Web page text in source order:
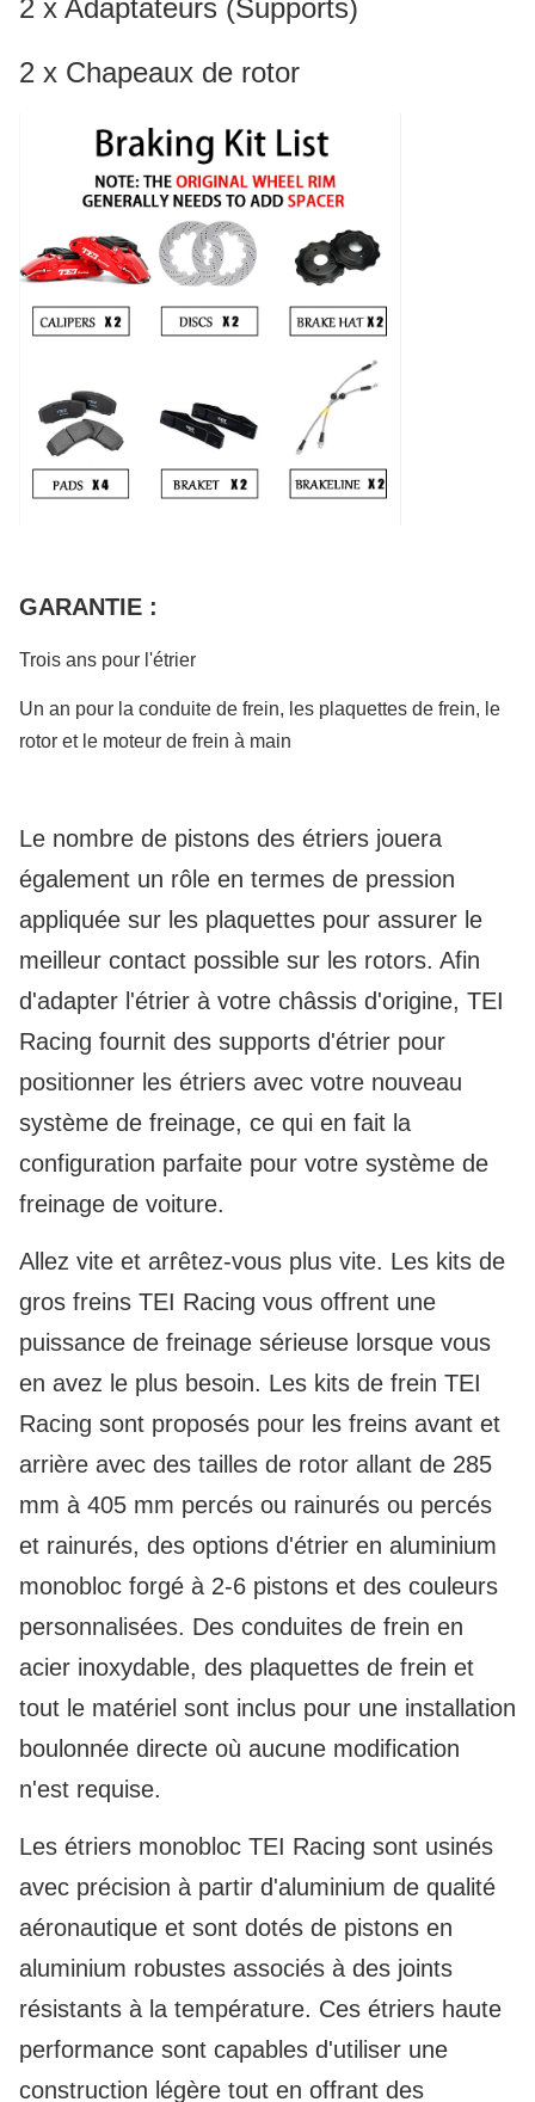
2 x Adaptateurs (Supports)
2 x Chapeaux de rotor
GARANTIE :
Trois ans pour l'étrier
Un an pour la conduite de frein, les plaquettes de frein, le
rotor et le moteur de frein à main
Le nombre de pistons des étriers jouera
également un rôle en termes de pression
appliquée sur les plaquettes pour assurer le
meilleur contact possible sur les rotors. Afin
d'adapter l'étrier à votre châssis d'origine, TEI
Racing fournit des supports d'étrier pour
positionner les étriers avec votre nouveau
système de freinage, ce qui en fait la
configuration parfaite pour votre système de
freinage de voiture.
Allez vite et arrêtez-vous plus vite. Les kits de
gros freins TEI Racing vous offrent une
puissance de freinage sérieuse lorsque vous
en avez le plus besoin. Les kits de frein TEI
Racing sont proposés pour les freins avant et
arrière avec des tailles de rotor allant de 285
mm à 405 mm percés ou rainurés ou percés
et rainurés, des options d'étrier en aluminium
monobloc forgé à 2-6 pistons et des couleurs
personnalisées. Des conduites de frein en
acier inoxydable, des plaquettes de frein et
tout le matériel sont inclus pour une installation
boulonnée directe où aucune modification
n'est requise.
Les étriers monobloc TEI Racing sont usinés
avec précision à partir d'aluminium de qualité
aéronautique et sont dotés de pistons en
aluminium robustes associés à des joints
résistants à la température. Ces étriers haute
performance sont capables d'utiliser une
construction légère tout en offrant des